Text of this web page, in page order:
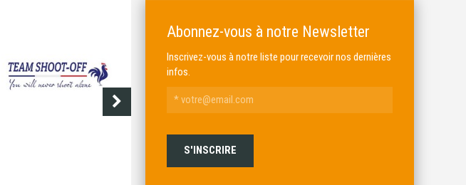
ALKAR
Abonnez-vous à notre Newsletter
Inscrivez-vous à notre liste pour recevoir nos dernières
infos.